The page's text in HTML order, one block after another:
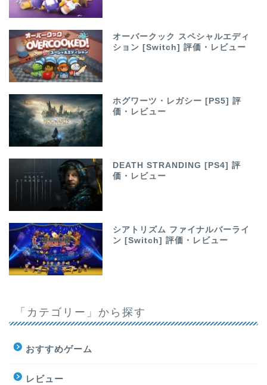
オーバークック スペシャルエディ
ション [Switch] 評価・レビュー
ホグワーツ・レガシー [PS5] 評
価・レビュー
DEATH STRANDING [PS4] 評
価・レビュー
シアトリズム ファイナルバーライ
ン [Switch] 評価・レビュー
「カテゴリー」から探す
おすすめゲーム
レビュー